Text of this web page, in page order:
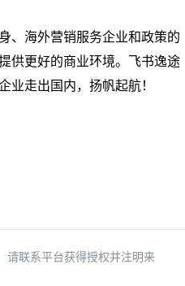
、海外营销服务企业和政策的
供更好的商业环境。飞书逸途
走出国内，扬帆起航！
请联系平台获得授权并注明来